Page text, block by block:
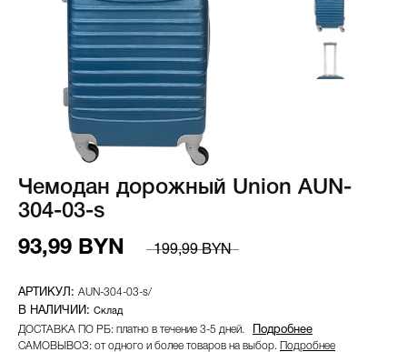
Чемодан дорожный Union AUN-
304-03-s
93,99 BYN
199,99 BYN
AUN-304-03-s/
Склад
ДОСТАВКА ПО РБ: платно в течение 3-5 дней. Подробнее
САМОВЫВОЗ: от одного и более товаров на выбор. Подробнее